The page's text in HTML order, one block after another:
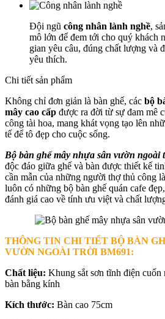
Đội ngũ công nhân lành nghề,
mô lớn để đem tới cho quý khách
gian yêu câu, đúng chất lượng và
yêu thích.
Chi tiết sản phẩm
Không chỉ đơn giản là bàn ghế, các bộ
mây cao cấp được ra đời từ sự đam mê
công tài hoa, mang khát vọng tạo lên
tế để tô đẹp cho cuộc sống.
Bộ bàn ghế mây nhựa sân vườn ngoài
độc đáo giữa ghế và bàn được thiết kế
cần mẫn của những người thợ thủ công
luôn có những bộ bàn ghế quán cafe
đánh giá cao về tính ưu việt và chất
THÔNG TIN CHI TIẾT BỘ BÀN
VƯỜN NGOÀI TRỜI BM691:
Chất liệu: Khung sắt sơn tĩnh điện cuốn
bàn bằng kính
Kích thước: Bàn cao 75cm